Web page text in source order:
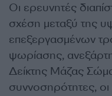
Οι ερευνητές
σχέση μεταξύ της
επεξεργασμένων
ψωρίασης,
Δείκτης Μάζας
συννοσηρότητες,